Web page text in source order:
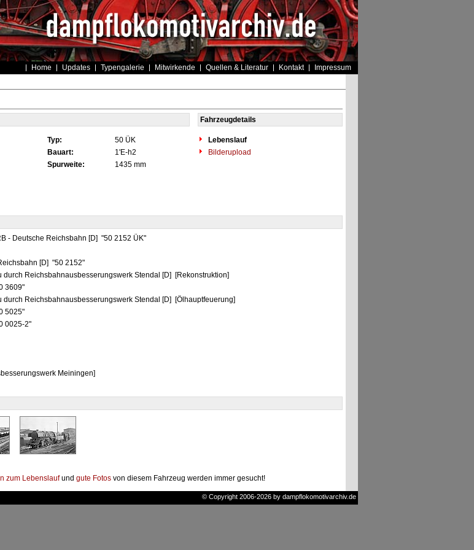
Home Updates Typengalerie Mitwirkende Quellen & Literatur Kontakt Impressum
Fahrzeugdetails
Typ: 50 ÜK
Lebenslauf
Bauart: 1'E-h2
Bilderupload
Spurweite: 1435 mm
- Deutsche Reichsbahn [D] "50 2152 ÜK"
[D] "50 2152"
Reichsbahnausbesserungswerk Stendal [D] [Rekonstruktion]
3609"
durch Reichsbahnausbesserungswerk Stendal [D] [Ölhauptfeuerung]
5025"
0025-2"
Meiningen]
zum Lebenslaufund gute Fotos von diesem Fahrzeug werden immer gesucht!
© Copyright 2006-2026 by dampflokomotivarchiv.de